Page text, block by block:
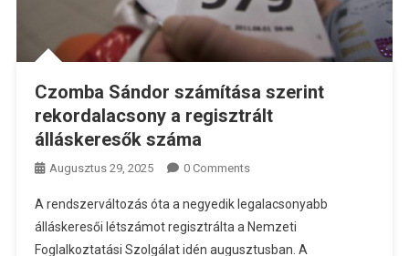
Czomba Sándor számítása szerint
rekordalacsony a regisztrált
álláskeresők száma
Augusztus 29, 2025 0 Comments
A rendszerváltozás óta a negyedik legalacsonyabb
álláskeresői létszámot regisztrálta a Nemzeti
Foglalkoztatási Szolgálat idén augusztusban. A